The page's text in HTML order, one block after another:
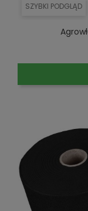
SZYBKI PODGLĄD